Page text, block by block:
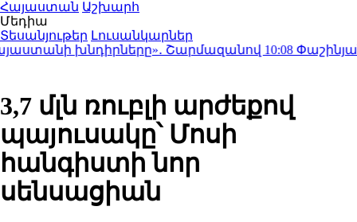
Հայաստան Աշխարհ
Մեդիա
Տեսանյութեր Լուսանկարներ
խնդիրները»․ Շարմազանով10:08Փաշինյան․
3,7 մլն ռուբլի արժեքով
պայուսակը՝ Մոսի
հանգիստի նոր
սենսացիան